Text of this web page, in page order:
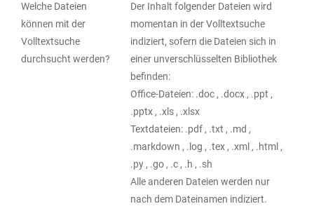
Welche Dateien
können mit der
Volltextsuche
durchsucht werden?
Der Inhalt folgender Dateien wird
momentan in der Volltextsuche
indiziert, sofern die Dateien sich in
einer unverschlüsselten Bibliothek
befinden:
Office-Dateien: .doc , .docx , .ppt ,
.pptx , .xls , .xlsx
Textdateien: .pdf , .txt , .md ,
.markdown , .log , .tex , .xml , .html ,
.py , .go , .c , .h , .sh
Alle anderen Dateien werden nur
nach dem Dateinamen indiziert.